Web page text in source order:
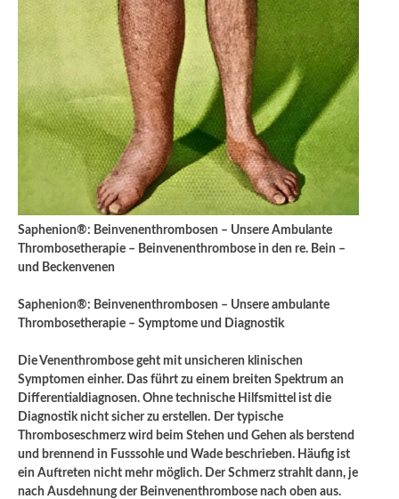
Saphenion®: Beinvenenthrombosen – Unsere Ambulante
Thrombosetherapie – Beinvenenthrombose in den re. Bein –
und Beckenvenen
Saphenion®: Beinvenenthrombosen – Unsere ambulante
Thrombosetherapie – Symptome und Diagnostik
Die Venenthrombose geht mit unsicheren klinischen
Symptomen einher. Das führt zu einem breiten Spektrum an
Differentialdiagnosen. Ohne technische Hilfsmittel ist die
Diagnostik nicht sicher zu erstellen. Der typische
Thromboseschmerz wird beim Stehen und Gehen als berstend
und brennend in Fusssohle und Wade beschrieben. Häufig ist
ein Auftreten nicht mehr möglich. Der Schmerz strahlt dann, je
nach Ausdehnung der Beinvenenthrombose nach oben aus.